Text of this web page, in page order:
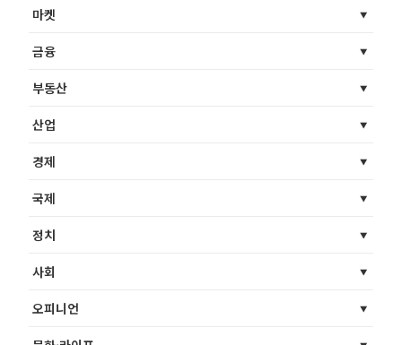
마켓
금융
부동산
산업
경제
국제
정치
사회
오피니언